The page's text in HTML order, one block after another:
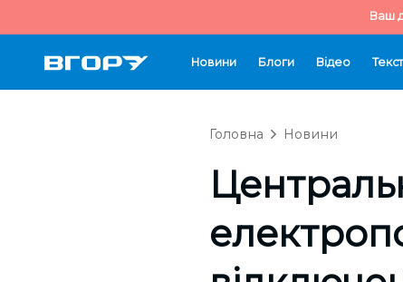
Ваш
Новини Блоги Відео
Головна Новини